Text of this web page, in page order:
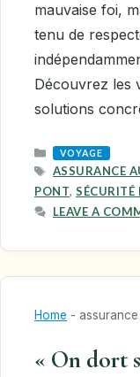
mauvaise foi,
tenu de
Découvrez les
solutions
CATEGORIES
VOYAGE
TAGS
ASSURANCE
PONT, SÉCURITÉ
LEAVE A
Home -
« On dort